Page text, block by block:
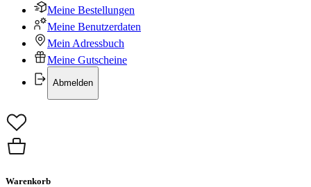
Meine Bestellungen
Meine Benutzerdaten
Mein Adressbuch
Meine Gutscheine
Abmelden
Warenkorb